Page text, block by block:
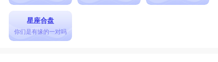
星座合盘
你们是有缘的一对吗